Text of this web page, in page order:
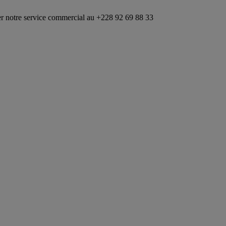
commercial au +228 92 69 88 33